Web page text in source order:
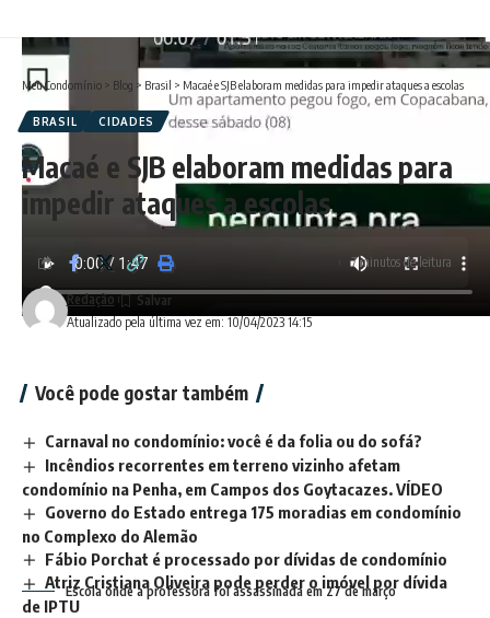
Você pode gostar também
Carnaval no condomínio: você é da folia ou do sofá?
Incêndios recorrentes em terreno vizinho afetam
condomínio na Penha, em Campos dos Goytacazes. VÍDEO
Governo do Estado entrega 175 moradias em condomínio
no Complexo do Alemão
Fábio Porchat é processado por dívidas de condomínio
Atriz Cristiana Oliveira pode perder o imóvel por dívida
de IPTU
Meu Condomínio > Blog > Brasil > Macaé e SJB elaboram medidas para impedir ataques a escolas
BRASIL CIDADES
Macaé e SJB elaboram medidas para
impedir ataques a escolas
Atualizado pela última vez em: 10/04/2023 14:15
Redação
7 minutos de leitura
Escola onde a professora foi assassinada em 27 de março